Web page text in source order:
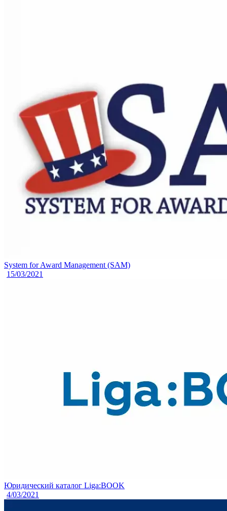
System for Award Management (SAM)
15/03/2021
Юридический каталог Liga:BOOK
4/03/2021